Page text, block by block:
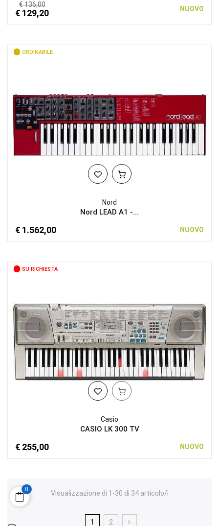
€ 136,00
€ 129,20 NUOVO
ORDINABILE
Nord
Nord LEAD A1 -...
€ 1.562,00 NUOVO
SU RICHIESTA
Casio
CASIO LK 300 TV
€ 255,00 NUOVO
Visualizzazione di 1-30 di 34 articolo/i
1 2
0